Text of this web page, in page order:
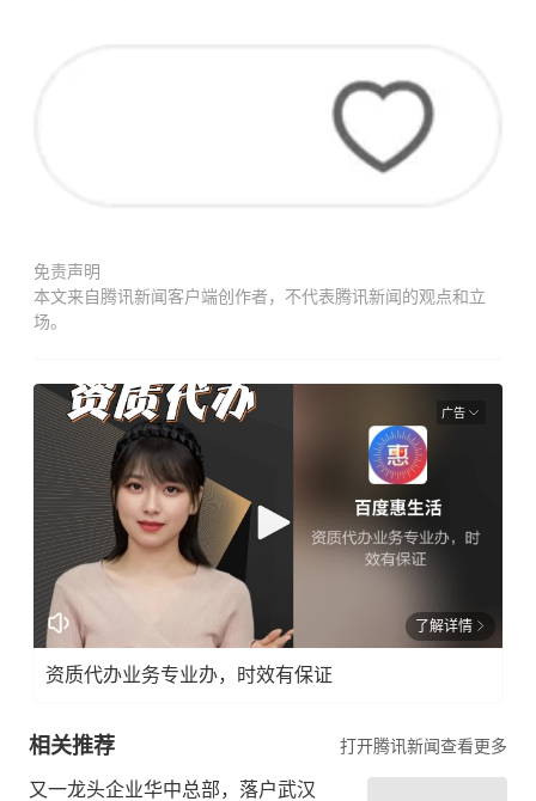
免责声明
本文来自腾讯新闻客户端创作者，不代表腾讯新闻的观点和立
场。
广告
了解详情
资质代办业务专业办，时效有保证
相关推荐 打开腾讯新闻查看更多
又一龙头企业华中总部，落户武汉